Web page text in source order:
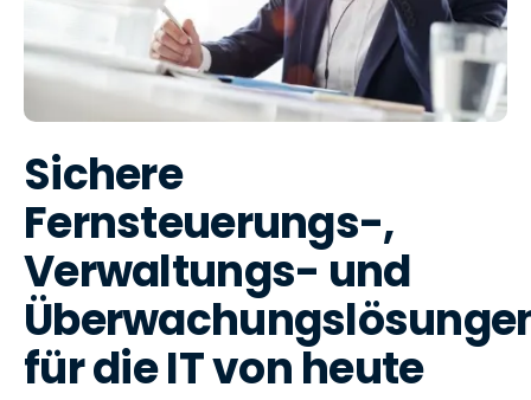
Sichere
Fernsteuerungs-,
Verwaltungs- und
für die IT von heute